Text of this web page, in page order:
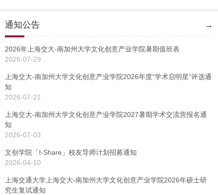
通知公告 →
2026年上海交大-南加州大学文化创意产业学院暑期值班表
2026-07-29
上海交大-南加州大学文化创意产业学院2026年度“学术启明星”评选通
知
2026-07-21
上海交大-南加州大学文化创意产业学院2027暑期学术交流营报名通
知
2026-07-03
文创学院「I-Share」校友导师计划招募通知
2026-04-10
上海交通大学上海交大-南加州大学文化创意产业学院2026年硕士研
究生复试通知